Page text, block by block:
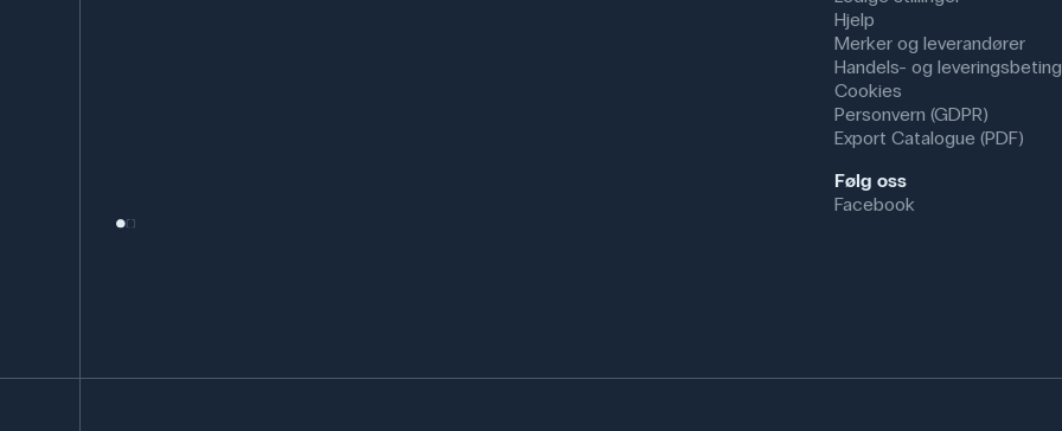
Hjelp
Merker og leverandører
Handels- og
Cookies
Personvern (GDPR)
Export Catalogue (PDF)
Følg oss
Facebook